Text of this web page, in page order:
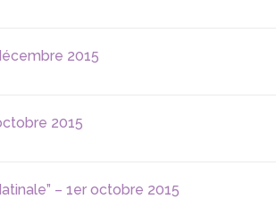
2015
2015
– 1er octobre 2015